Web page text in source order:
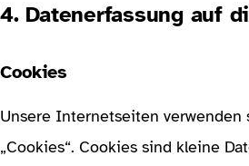
4. Datenerfassung auf
Cookies
Unsere Internetseiten verwenden
„Cookies“. Cookies sind kleine